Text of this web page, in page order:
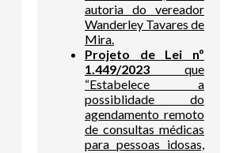
autoria do vereador
Wanderley Tavares de
Mira.
Projeto de Lei nº
1.449/2023 que
“Estabelece a
possiblidade do
agendamento remoto
de consultas médicas
para pessoas idosas,